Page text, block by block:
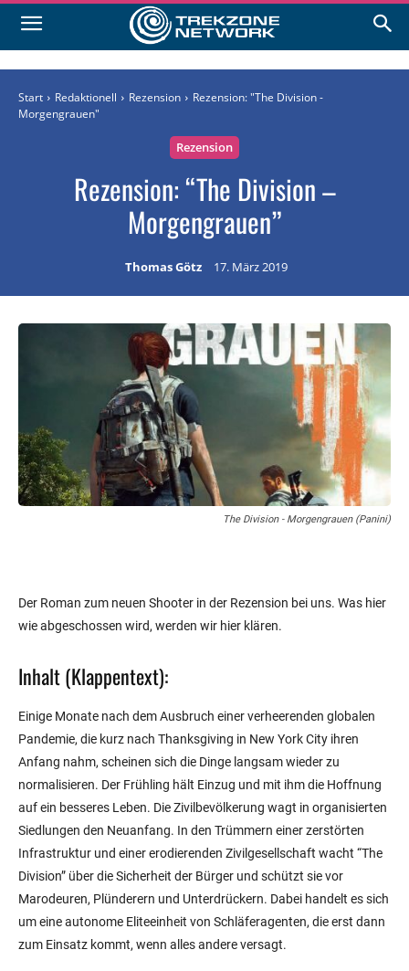
Start Redaktionell Rezension
Rezension: "The Division -
Morgengrauen"
Rezension
Rezension: “The Division –
Morgengrauen”
Thomas Götz 17. März 2019
The Division - Morgengrauen (Panini)
Der Roman zum neuen Shooter in der Rezension bei uns. Was hier
wie abgeschossen wird, werden wir hier klären.
Inhalt (Klappentext):
Einige Monate nach dem Ausbruch einer verheerenden globalen
Pandemie, die kurz nach Thanksgiving in New York City ihren
Anfang nahm, scheinen sich die Dinge langsam wieder zu
normalisieren. Der Frühling hält Einzug und mit ihm die Hoffnung
auf ein besseres Leben. Die Zivilbevölkerung wagt in organisierten
Siedlungen den Neuanfang. In den Trümmern einer zerstörten
Infrastruktur und einer erodierenden Zivilgesellschaft wacht “The
Division” über die Sicherheit der Bürger und schützt sie vor
Marodeuren, Plünderern und Unterdrückern. Dabei handelt es sich
um eine autonome Eliteeinheit von Schläferagenten, die erst dann
zum Einsatz kommt, wenn alles andere versagt.